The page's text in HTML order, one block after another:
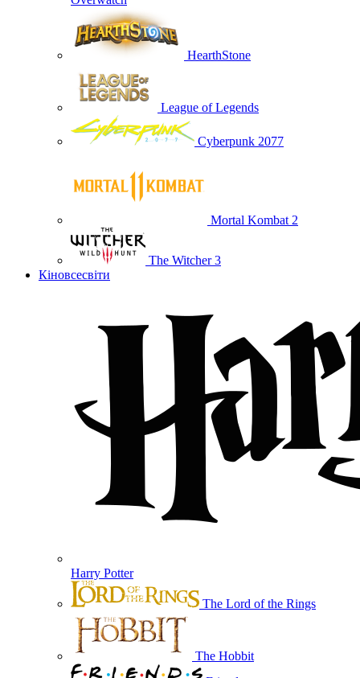
HearthStone
League of Legends
Cyberpunk 2077
Mortal Kombat 2
The Witcher 3
Кіновсесвіти
Harry Potter
The Lord of the Rings
The Hobbit